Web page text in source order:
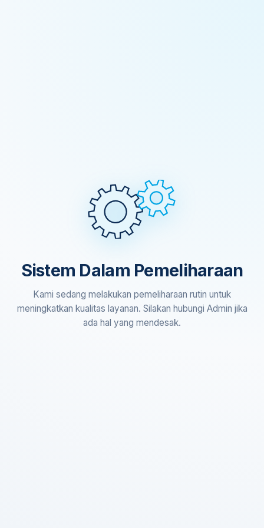
Sistem Dalam Pemeliharaan
Kami sedang melakukan pemeliharaan rutin untuk
meningkatkan kualitas layanan. Silakan hubungi Admin jika
ada hal yang mendesak.